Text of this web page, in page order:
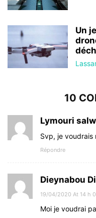
Un
10
Lymouri
Svp, je voudrais
Répondre
Dieynabou
19/04/2020 At 14 h
Moi je voudrai